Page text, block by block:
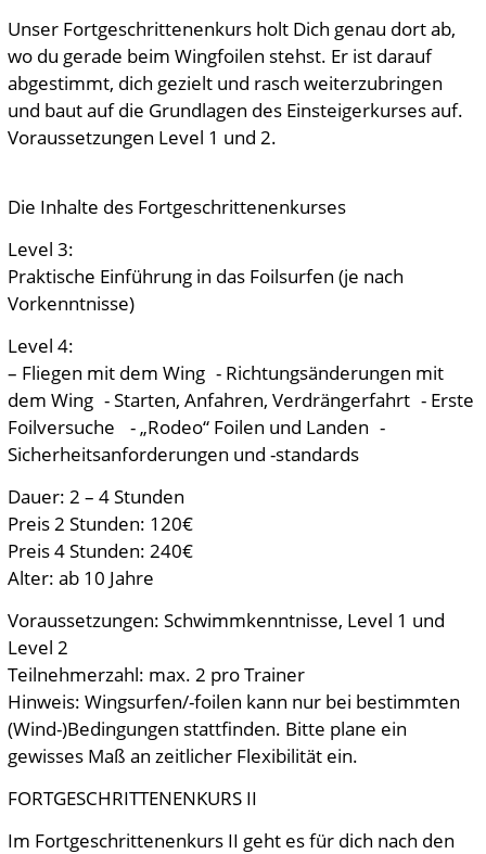
Unser Fortgeschrittenenkurs holt Dich genau dort ab,
wo du gerade beim Wingfoilen stehst. Er ist darauf
abgestimmt, dich gezielt und rasch weiterzubringen
und baut auf die Grundlagen des Einsteigerkurses auf.
Voraussetzungen Level 1 und 2.
Die Inhalte des Fortgeschrittenenkurses
Level 3:
Praktische Einführung in das Foilsurfen (je nach
Vorkenntnisse)
Level 4:
– Fliegen mit dem Wing - Richtungsänderungen mit
dem Wing - Starten, Anfahren, Verdrängerfahrt - Erste
Foilversuche - „Rodeo“ Foilen und Landen -
Sicherheitsanforderungen und -standards
Dauer: 2 – 4 Stunden
Preis 2 Stunden: 120€
Preis 4 Stunden: 240€
Alter: ab 10 Jahre
Voraussetzungen: Schwimmkenntnisse, Level 1 und
Level 2
Teilnehmerzahl: max. 2 pro Trainer
Hinweis: Wingsurfen/-foilen kann nur bei bestimmten
(Wind-)Bedingungen stattfinden. Bitte plane ein
gewisses Maß an zeitlicher Flexibilität ein.
FORTGESCHRITTENENKURS II
Im Fortgeschrittenenkurs II geht es für dich nach den